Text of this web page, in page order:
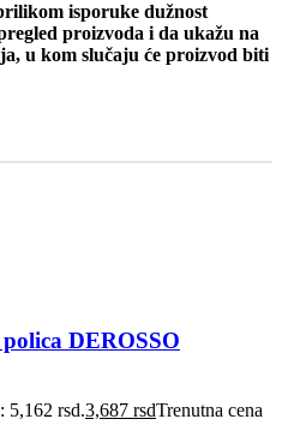
isporuke dužnost
proizvoda i da ukažu na
u kom slučaju će proizvod biti
DEROSSO
5,162 rsd.3,687 rsdTrenutna cena